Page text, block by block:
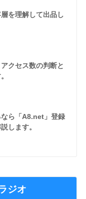
を理解して出品し
クセス数の判断と
ら「A8.net」登録
します。
ジオ